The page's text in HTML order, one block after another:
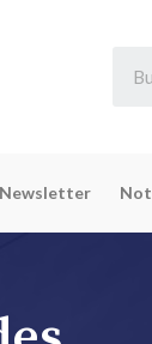
Newsletter